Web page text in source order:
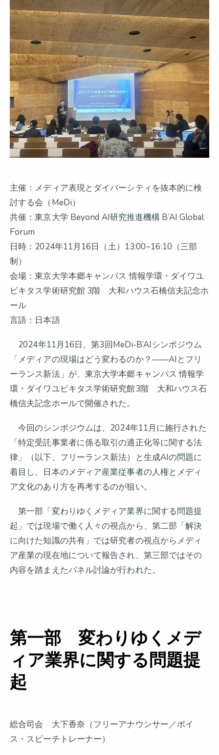
主催：メディア表現とダイバーシティを抜本的に検
討する会（MeDi）
共催：東京大学 Beyond AI研究推進機構 B’AI Global
Forum
日時：2024年11月16日（土）13:00~16:10（三部
制）
会場：東京大学本郷キャンパス 情報学環・ダイワユ
ビキタス学術研究館 3階 大和ハウス石橋信夫記念ホ
ール
言語：日本語
2024年11月16日、第3回MeDi-B’AIシンポジウム
「メディアの現場はどう変わるのか？――AIとフリ
ーランス新法」が、東京大学本郷キャンパス 情報学
環・ダイワユビキタス学術研究館3階 大和ハウス石
橋信夫記念ホールで開催された。
今回のシンポジウムは、2024年11月に施行された
「特定受託事業者に係る取引の適正化等に関する法
律」（以下、フリーランス新法）と生成AIの問題に
着目し、日本のメディア産業従事者の人権とメディ
ア文化のあり方を再考するのが狙い。
第一部「変わりゆくメディア業界に関する問題提
起」では現場で働く人々の視点から、第二部「解決
に向けた知識の共有」では研究者の視点からメディ
ア産業の現在地について報告され、第三部ではその
内容を踏まえたパネル討論が行われた。
第一部 変わりゆくメデ
ィア業界に関する問題提
起
総合司会 大下香奈（フリーアナウンサー／ボイ
ス・スピーチトレーナー）